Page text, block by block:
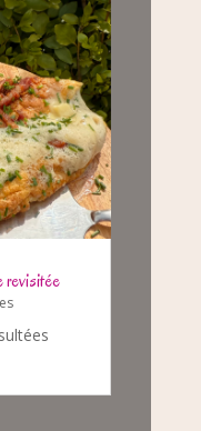
revisitée